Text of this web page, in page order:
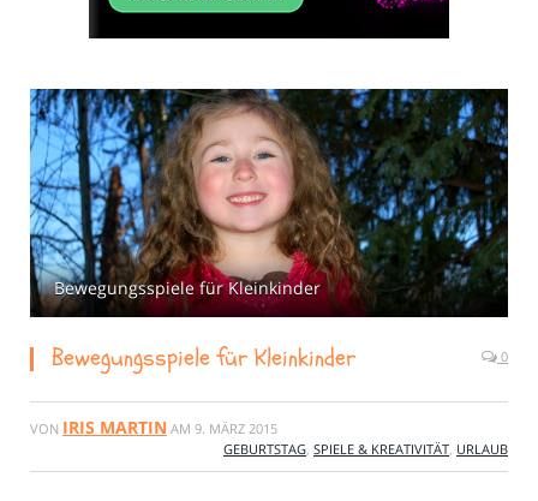
Bewegungsspiele für Kleinkinder
Bewegungsspiele für Kleinkinder 0
VON IRIS MARTIN AM 9. MÄRZ 2015
GEBURTSTAG, SPIELE & KREATIVITÄT, URLAUB